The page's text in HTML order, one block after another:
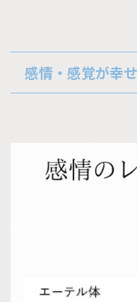
感情・感覚が幸